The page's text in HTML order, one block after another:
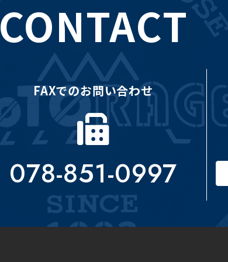
CONTACT
FAXでのお問い合わせ
078-851-0997